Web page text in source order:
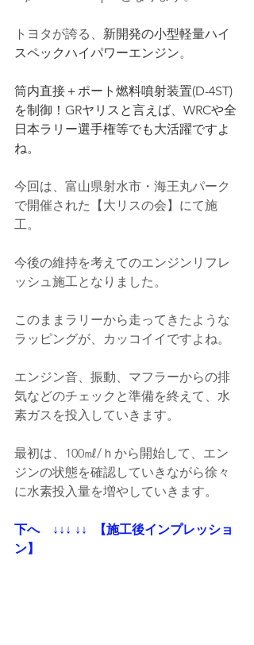
トヨタが誇る、 新開発の小型軽量ハイ
スペックハイパワーエンジン。
筒内直接＋ポート燃料噴射装置(D-4ST)
を制御！GRヤリスと言えば、WRCや全
日本ラリー選手権等でも大活躍ですよ
ね。
今回は、富山県射水市・海王丸パーク
で開催された【大リスの会】にて施
工。
今後の維持を考えてのエンジンリフレ
ッシュ施工となりました。
このままラリーから走ってきたような
ラッピングが、カッコイイですよね。
エンジン音、振動、マフラーからの排
気などのチェックと準備を終えて、水
素ガスを投入していきます。
最初は、100㎖/ｈから開始して、エン
ジンの状態を確認していきながら徐々
に水素投入量を増やしていきます。
下へ    ↓↓↓ ↓↓  【施工後インプレッショ
ン】